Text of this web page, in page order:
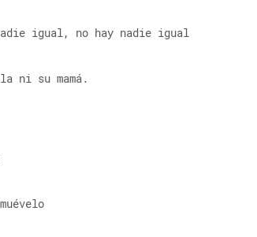
igual, no hay nadie igual
ni su mamá.